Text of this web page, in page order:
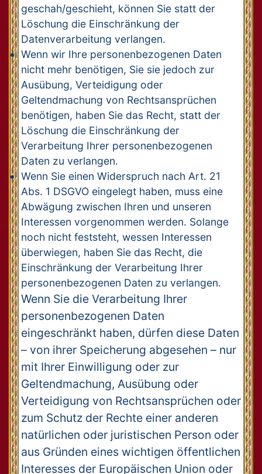
geschah/geschieht, können Sie statt der
Löschung die Einschränkung der
Datenverarbeitung verlangen.
Wenn wir Ihre personenbezogenen Daten
nicht mehr benötigen, Sie sie jedoch zur
Ausübung, Verteidigung oder
Geltendmachung von Rechtsansprüchen
benötigen, haben Sie das Recht, statt der
Löschung die Einschränkung der
Verarbeitung Ihrer personenbezogenen
Daten zu verlangen.
Wenn Sie einen Widerspruch nach Art. 21
Abs. 1 DSGVO eingelegt haben, muss eine
Abwägung zwischen Ihren und unseren
Interessen vorgenommen werden. Solange
noch nicht feststeht, wessen Interessen
überwiegen, haben Sie das Recht, die
Einschränkung der Verarbeitung Ihrer
personenbezogenen Daten zu verlangen.
Wenn Sie die Verarbeitung Ihrer
personenbezogenen Daten
eingeschränkt haben, dürfen diese Daten
– von ihrer Speicherung abgesehen – nur
mit Ihrer Einwilligung oder zur
Geltendmachung, Ausübung oder
Verteidigung von Rechtsansprüchen oder
zum Schutz der Rechte einer anderen
natürlichen oder juristischen Person oder
aus Gründen eines wichtigen öffentlichen
Interesses der Europäischen Union oder